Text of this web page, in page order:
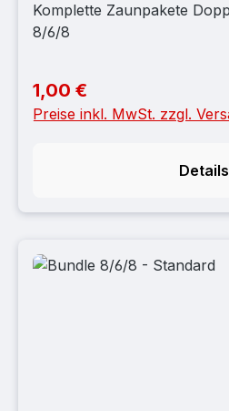
Komplette Zaunpakete
8/6/8
Regulärer Preis:
1,00 €
Preise inkl. MwSt. zzgl.
Details